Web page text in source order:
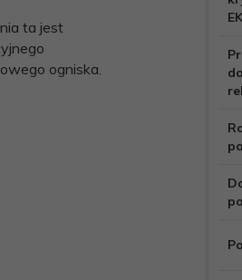
ta jest
ogniska.
do